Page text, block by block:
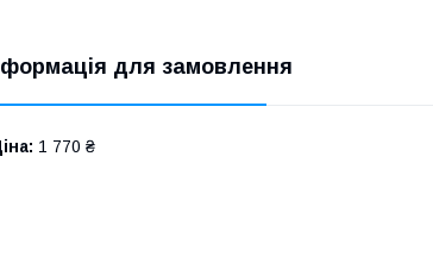
для замовлення
1 770 ₴